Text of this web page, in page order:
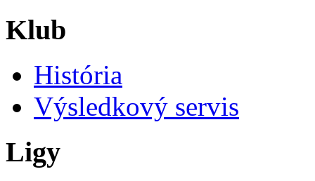
Klub
História
Výsledkový servis
Ligy